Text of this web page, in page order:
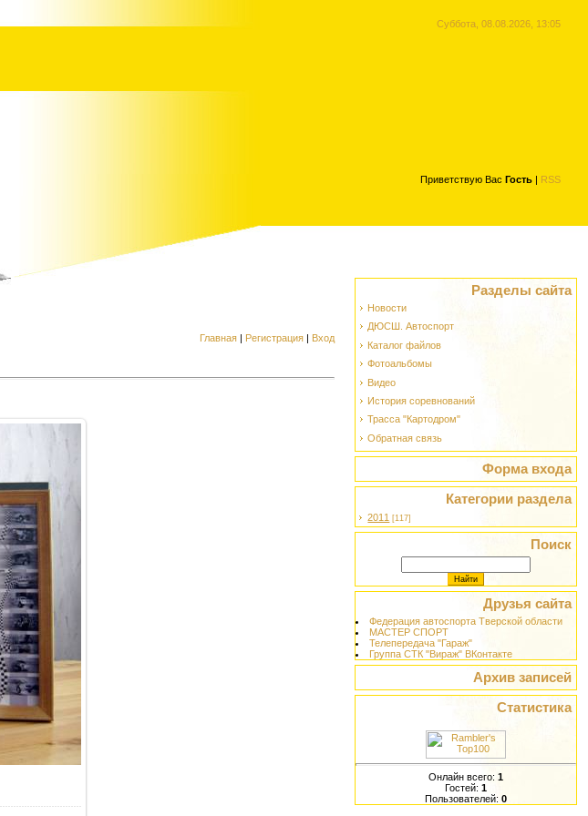
Суббота, 08.08.2026, 13:05
Приветствую Вас Гость | RSS
Главная | Регистрация | Вход
Разделы сайта
Новости
ДЮСШ. Автоспорт
Каталог файлов
Фотоальбомы
Видео
История соревнований
Трасса "Картодром"
Обратная связь
Форма входа
Категории раздела
2011 [117]
Поиск
Друзья сайта
Федерация автоспорта Тверской области
МАСТЕР СПОРТ
Телепередача "Гараж"
Группа СТК "Вираж" ВКонтакте
Архив записей
Статистика
Онлайн всего: 1
Гостей: 1
Пользователей: 0